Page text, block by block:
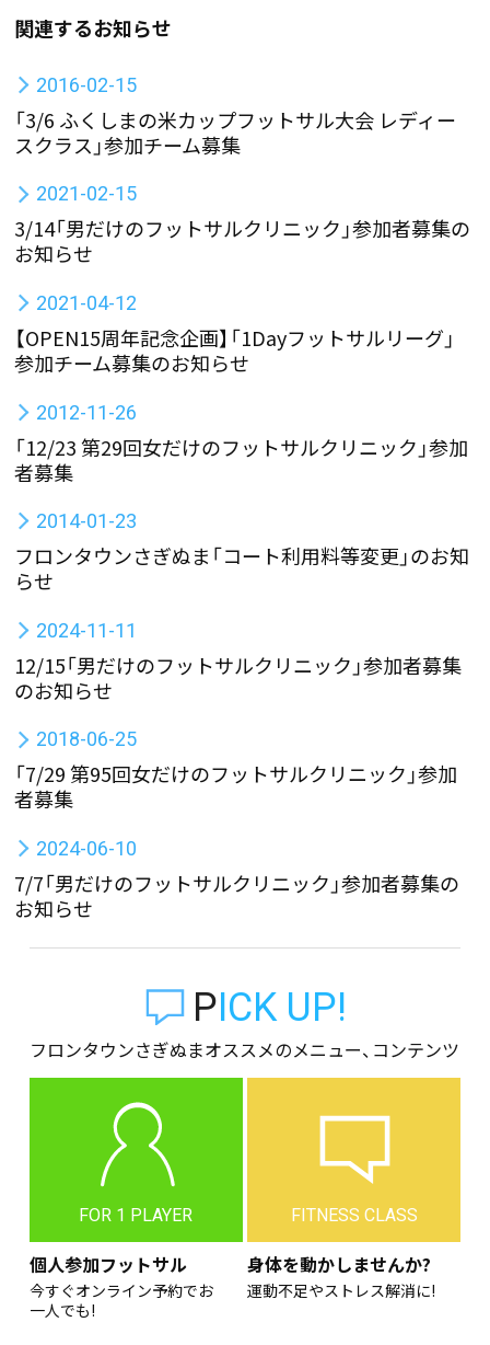
関連するお知らせ
2016-02-15
「3/6 ふくしまの米カップフットサル大会 レディー
スクラス」参加チーム募集
2021-02-15
3/14「男だけのフットサルクリニック」参加者募集の
お知らせ
2021-04-12
【OPEN15周年記念企画】「1Dayフットサルリーグ」
参加チーム募集のお知らせ
2012-11-26
「12/23 第29回女だけのフットサルクリニック」参加
者募集
2014-01-23
フロンタウンさぎぬま「コート利用料等変更」のお知
らせ
2024-11-11
12/15「男だけのフットサルクリニック」参加者募集
のお知らせ
2018-06-25
「7/29 第95回女だけのフットサルクリニック」参加
者募集
2024-06-10
7/7「男だけのフットサルクリニック」参加者募集の
お知らせ
PICK UP!
フロンタウンさぎぬまオススメのメニュー、コンテンツ
FOR 1 PLAYER
個人参加フットサル
今すぐオンライン予約でお
一人でも!
FITNESS CLASS
身体を動かしませんか?
運動不足やストレス解消に!